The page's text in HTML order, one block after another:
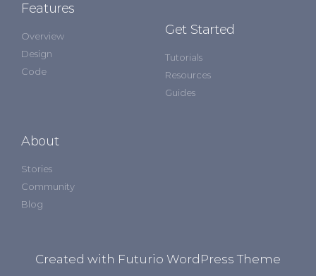
Features
Overview
Design
Code
Get Started
Tutorials
Resources
Guides
About
Stories
Community
Blog
Created with Futurio WordPress Theme